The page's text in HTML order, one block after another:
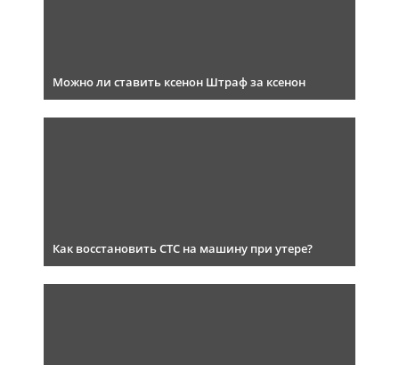
Можно ли ставить ксенон Штраф за ксенон
Как восстановить СТС на машину при утере?